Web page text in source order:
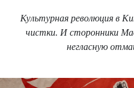
Культурная революция в
чистки. И сторонники
негласную